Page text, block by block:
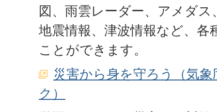
図、雨雲レーダー、アメダス
地震情報、津波情報など、各
ことができます。
災害から身を守ろう（気
ク）